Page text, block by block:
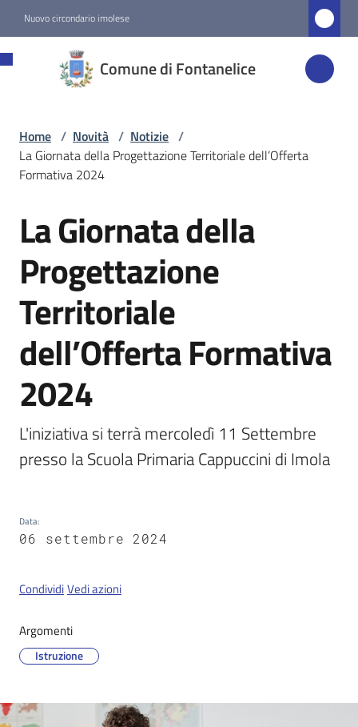
Nuovo circondario imolese
Comune di Fontanelice
Fontanelice
Amministrazione
Vivere
Fontanelice
on-
line
gli
argomenti
su
Home / Novità / Notizie /
La Giornata della Progettazione Territoriale dell’Offerta
Formativa 2024
Salta al contenuto
La Giornata della
Progettazione
Territoriale
dell’Offerta Formativa
2024
L'iniziativa si terrà mercoledì 11 Settembre
presso la Scuola Primaria Cappuccini di Imola
Data:
06 settembre 2024
CondividiVedi azioni
Argomenti
Istruzione